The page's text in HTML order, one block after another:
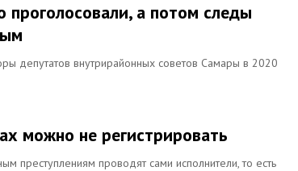
а потом следы
депутатов внутрирайонных советов Самары в 2020
можно не регистрировать
преступлениям проводят сами исполнители, то есть